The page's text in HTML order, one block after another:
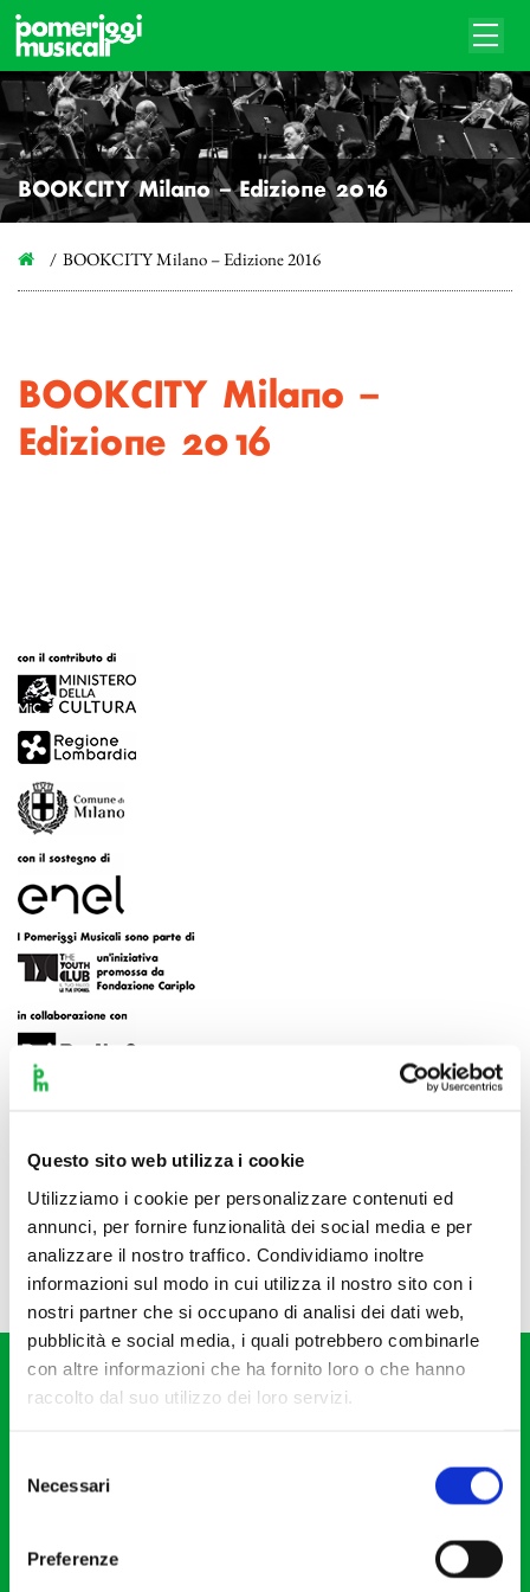
Questo sito web utilizza i cookie
Utilizziamo i cookie per personalizzare contenuti ed
annunci, per fornire funzionalità dei social media e per
analizzare il nostro traffico. Condividiamo inoltre
informazioni sul modo in cui utilizza il nostro sito con i
nostri partner che si occupano di analisi dei dati web,
pubblicità e social media, i quali potrebbero combinarle
con altre informazioni che ha fornito loro o che hanno
raccolto dal suo utilizzo dei loro servizi.
delNecessari
Preferenze
BOOKCITY Milano – Edizione 2016
BOOKCITY Milano – Edizione 2016
BOOKCITY Milano –
Edizione 2016
20121 Milano